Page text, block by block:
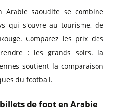
Arabie saoudite se combine
qui s'ouvre au tourisme, de
Comparez les prix des
: les grands soirs, la
soutient la comparaison
du football.
de foot en Arabie